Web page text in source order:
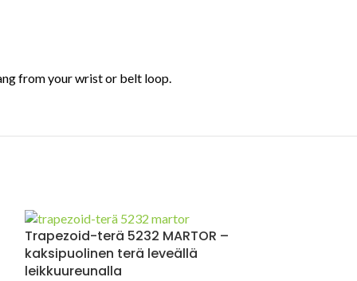
from your wrist or belt loop.
Trapezoid-terä 5232 MARTOR –
kaksipuolinen terä leveällä
leikkuureunalla